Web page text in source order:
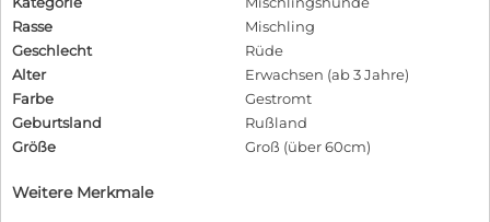
Rasse
Mischling
Geschlecht
Rüde
Alter
Erwachsen (ab 3 Jahre)
Farbe
Gestromt
Geburtsland
Rußland
Größe
Groß (über 60cm)
Weitere Merkmale